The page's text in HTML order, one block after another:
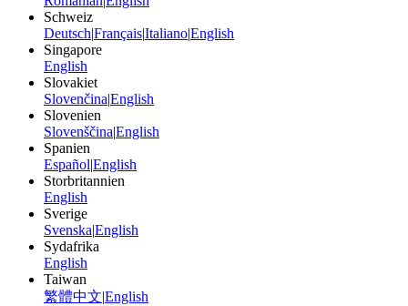
Schweiz
DeutschFrançaisItalianoEnglish
Singapore
English
Slovakiet
SlovenčinaEnglish
Slovenien
SlovenščinaEnglish
Spanien
EspañolEnglish
Storbritannien
English
Sverige
SvenskaEnglish
Sydafrika
English
Taiwan
繁體中文 English